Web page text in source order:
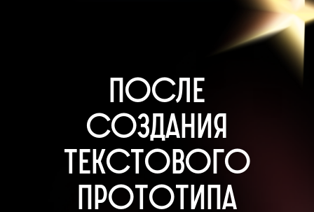
после
создания
текстового
прототипа